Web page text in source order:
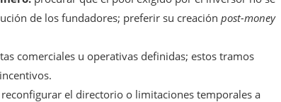
de los fundadores; preferir su creación post-money
comerciales u operativas definidas; estos tramos
el directorio o limitaciones temporales a